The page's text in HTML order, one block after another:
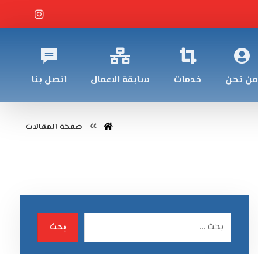
من نحن خدمات سابقة الاعمال اتصل بنا
صفحة المقالات
بحث